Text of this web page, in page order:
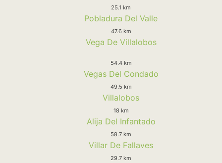
25.1 km
Pobladura Del Valle
47.6 km
Vega De Villalobos
54.4 km
Vegas Del Condado
49.5 km
Villalobos
18 km
Alija Del Infantado
58.7 km
Villar De Fallaves
29.7 km